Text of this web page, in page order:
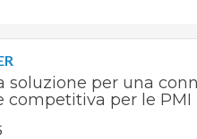
soluzione per una
competitiva per le PMI